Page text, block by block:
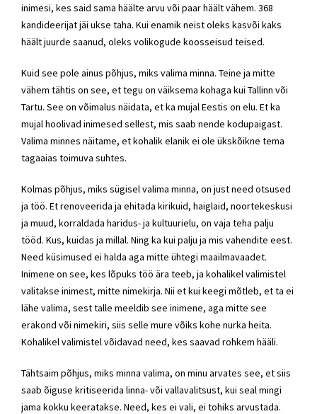
inimesi, kes said sama häälte arvu või paar häält vähem. 368
kandideerijat jäi ukse taha. Kui enamik neist oleks kasvõi kaks
häält juurde saanud, oleks volikogude koosseisud teised.
Kuid see pole ainus põhjus, miks valima minna. Teine ja mitte
vähem tähtis on see, et tegu on väiksema kohaga kui Tallinn või
Tartu. See on võimalus näidata, et ka mujal Eestis on elu. Et ka
mujal hoolivad inimesed sellest, mis saab nende kodupaigast.
Valima minnes näitame, et kohalik elanik ei ole ükskõikne tema
tagaaias toimuva suhtes.
Kolmas põhjus, miks sügisel valima minna, on just need otsused
ja töö. Et renoveerida ja ehitada kirikuid, haiglaid, noortekeskusi
ja muud, korraldada haridus- ja kultuurielu, on vaja teha palju
tööd. Kus, kuidas ja millal. Ning ka kui palju ja mis vahendite eest.
Need küsimused ei halda aga mitte ühtegi maailmavaadet.
Inimene on see, kes lõpuks töö ära teeb, ja kohalikel valimistel
valitakse inimest, mitte nimekirja. Nii et kui keegi mõtleb, et ta ei
lähe valima, sest talle meeldib see inimene, aga mitte see
erakond või nimekiri, siis selle mure võiks kohe nurka heita.
Kohalikel valimistel võidavad need, kes saavad rohkem hääli.
Tähtsaim põhjus, miks minna valima, on minu arvates see, et siis
saab õiguse kritiseerida linna- või vallavalitsust, kui seal mingi
jama kokku keeratakse. Need, kes ei vali, ei tohiks arvustada.